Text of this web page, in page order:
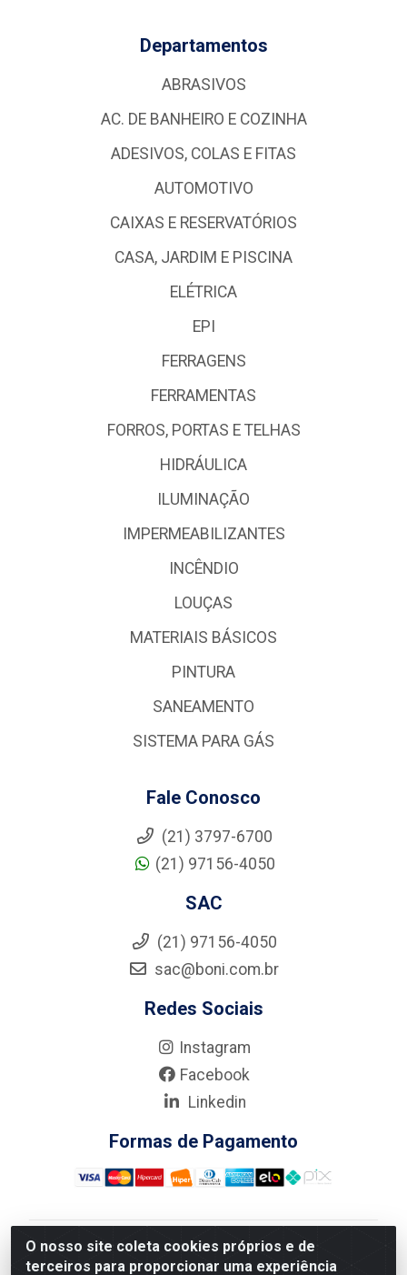
O nosso site coleta cookies próprios e de
terceiros para proporcionar uma experiência
Departamentos
ABRASIVOS
AC. DE BANHEIRO E COZINHA
ADESIVOS, COLAS E FITAS
AUTOMOTIVO
CAIXAS E RESERVATÓRIOS
CASA, JARDIM E PISCINA
ELÉTRICA
EPI
FERRAGENS
FERRAMENTAS
FORROS, PORTAS E TELHAS
HIDRÁULICA
ILUMINAÇÃO
IMPERMEABILIZANTES
INCÊNDIO
LOUÇAS
MATERIAIS BÁSICOS
PINTURA
SANEAMENTO
SISTEMA PARA GÁS
Fale Conosco
(21) 3797-6700
(21) 97156-4050
SAC
(21) 97156-4050
sac@boni.com.br
Redes Sociais
Instagram
Facebook
Linkedin
Formas de Pagamento
Nova Boni Distribuidora de Material de Construção LTDA
- Rua Alice Tibiriçá, 330 - Vila Da Penha, Rio de